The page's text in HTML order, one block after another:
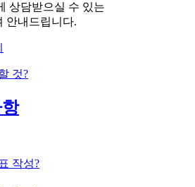
상담받으실 수 있는
안내드립니다.
것?
작성?